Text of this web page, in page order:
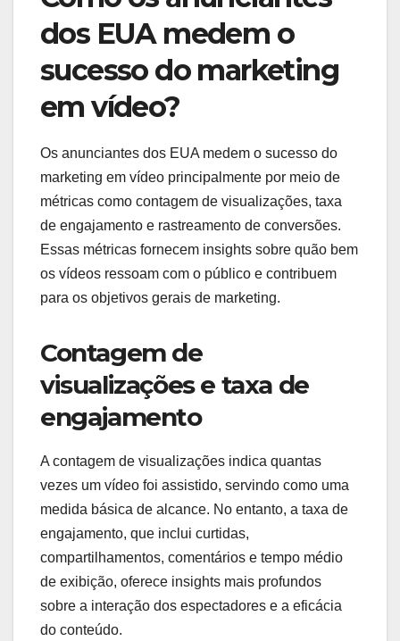
dos EUA medem o
sucesso do marketing
em vídeo?
Os anunciantes dos EUA medem o sucesso do
marketing em vídeo principalmente por meio de
métricas como contagem de visualizações, taxa
de engajamento e rastreamento de conversões.
Essas métricas fornecem insights sobre quão bem
os vídeos ressoam com o público e contribuem
para os objetivos gerais de marketing.
Contagem de
visualizações e taxa de
engajamento
A contagem de visualizações indica quantas
vezes um vídeo foi assistido, servindo como uma
medida básica de alcance. No entanto, a taxa de
engajamento, que inclui curtidas,
compartilhamentos, comentários e tempo médio
de exibição, oferece insights mais profundos
sobre a interação dos espectadores e a eficácia
do conteúdo.